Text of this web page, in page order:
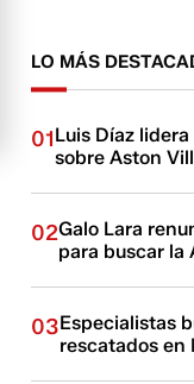
LO MÁS
01Luis Díaz
sobre Aston
02Galo Lara
para buscar la
03Especialistas
rescatados en